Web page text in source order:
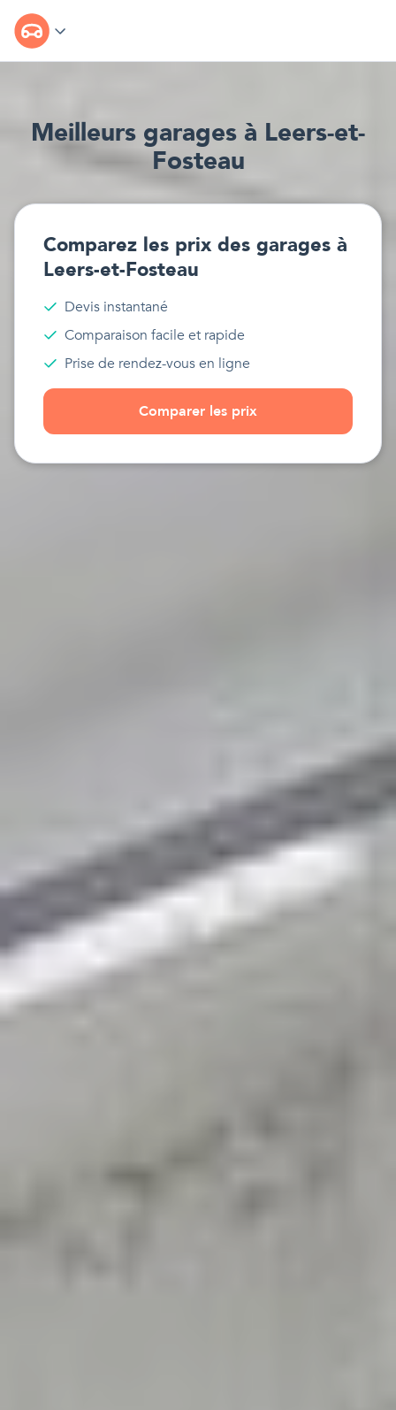
Meilleurs garages à Leers-et-
Fosteau
Comparez les prix des garages à
Leers-et-Fosteau
Devis instantané
Comparaison facile et rapide
Prise de rendez-vous en ligne
Comparer les prix